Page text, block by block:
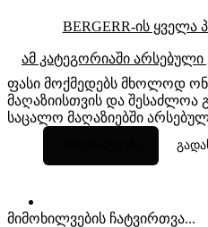
BERGERR-ის ყველა
ამ კატეგორიაში არსებული
ფასი მოქმედებს მხოლოდ
მაღაზიისთვის და შესაძლოა
საცალო მაღაზიებში
მიმოხილვების ჩატვირთვა...